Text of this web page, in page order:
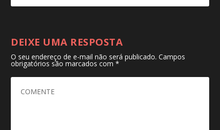
DEIXE UMA RESPOSTA
O seu endereço de e-mail não será publicado. Campos
obrigatórios são marcados com*